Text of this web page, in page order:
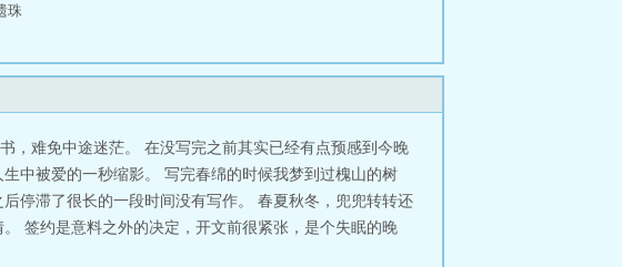
珠
，难免中途迷茫。 在没写完之前其实已经有点预感到今晚
中被爱的一秒缩影。 写完春绵的时候我梦到过槐山的树
停滞了很长的一段时间没有写作。 春夏秋冬，兜兜转转还
签约是意料之外的决定，开文前很紧张，是个失眠的晚